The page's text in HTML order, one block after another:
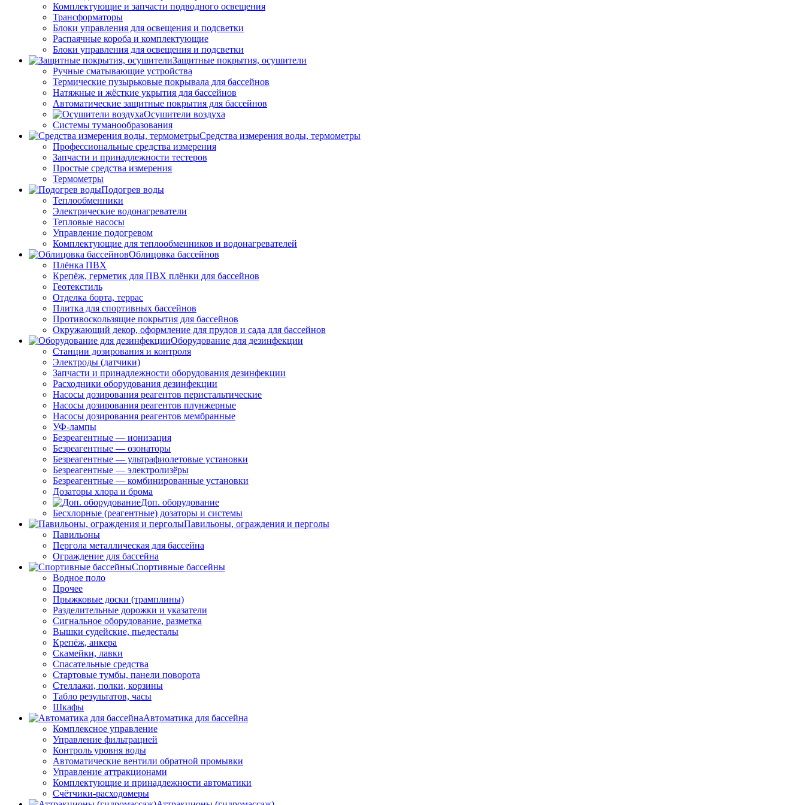
Комплектующие и запчасти подводного освещения
Трансформаторы
Блоки управления для освещения и подсветки
Распаячные короба и комплектующие
Блоки управления для освещения и подсветки
Защитные покрытия, осушители
Ручные сматывающие устройства
Термические пузырьковые покрывала для бассейнов
Натяжные и жёсткие укрытия для бассейнов
Автоматические защитные покрытия для бассейнов
Осушители воздуха
Системы туманообразования
Средства измерения воды, термометры
Профессиональные средства измерения
Запчасти и принадлежности тестеров
Простые средства измерения
Термометры
Подогрев воды
Теплообменники
Электрические водонагреватели
Тепловые насосы
Управление подогревом
Комплектующие для теплообменников и водонагревателей
Облицовка бассейнов
Плёнка ПВХ
Крепёж, герметик для ПВХ плёнки для бассейнов
Геотекстиль
Отделка борта, террас
Плитка для спортивных бассейнов
Противоскользящие покрытия для бассейнов
Окружающий декор, оформление для прудов и сада для бассейнов
Оборудование для дезинфекции
Станции дозирования и контроля
Электроды (датчики)
Запчасти и принадлежности оборудования дезинфекции
Расходники оборудования дезинфекции
Насосы дозирования реагентов перистальтические
Насосы дозирования реагентов плунжерные
Насосы дозирования реагентов мембранные
УФ-лампы
Безреагентные — ионизация
Безреагентные — озонаторы
Безреагентные — ультрафиолетовые установки
Безреагентные — электролизёры
Безреагентные — комбинированные установки
Дозаторы хлора и брома
Доп. оборудование
Бесхлорные (реагентные) дозаторы и системы
Павильоны, ограждения и перголы
Павильоны
Пергола металлическая для бассейна
Ограждение для бассейна
Спортивные бассейны
Водное поло
Прочее
Прыжковые доски (трамплины)
Разделительные дорожки и указатели
Cигнальное оборудование, разметка
Вышки судейские, пьедесталы
Крепёж, анкера
Скамейки, лавки
Спасательные средства
Стартовые тумбы, панели поворота
Стеллажи, полки, корзины
Табло результатов, часы
Шкафы
Автоматика для бассейна
Комплексное управление
Управление фильтрацией
Контроль уровня воды
Автоматические вентили обратной промывки
Управление аттракционами
Комплектующие и принадлежности автоматики
Счётчики-расходомеры